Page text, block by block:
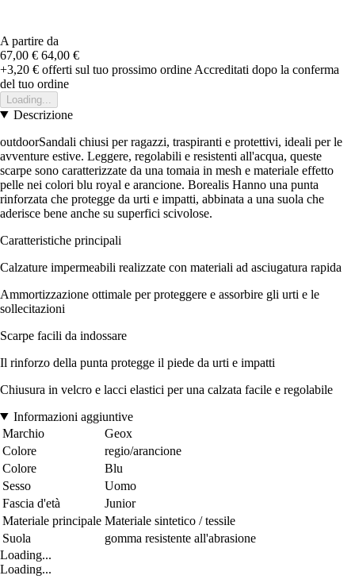
A partire da
67,00 € 64,00 €
+3,20 € offerti sul tuo prossimo ordine Accreditati dopo la conferma
del tuo ordine
Loading...
Descrizione
outdoorSandali chiusi per ragazzi, traspiranti e protettivi, ideali per le
avventure estive. Leggere, regolabili e resistenti all'acqua, queste
scarpe sono caratterizzate da una tomaia in mesh e materiale effetto
pelle nei colori blu royal e arancione. Borealis Hanno una punta
rinforzata che protegge da urti e impatti, abbinata a una suola che
aderisce bene anche su superfici scivolose.
Caratteristiche principali
Calzature impermeabili realizzate con materiali ad asciugatura rapida
Ammortizzazione ottimale per proteggere e assorbire gli urti e le
sollecitazioni
Scarpe facili da indossare
Il rinforzo della punta protegge il piede da urti e impatti
Chiusura in velcro e lacci elastici per una calzata facile e regolabile
Informazioni aggiuntive
Marchio
Geox
Colore
regio/arancione
Colore
Blu
Sesso
Uomo
Fascia d'età
Junior
Materiale principale Materiale sintetico / tessile
Suola
gomma resistente all'abrasione
Loading...
Loading...